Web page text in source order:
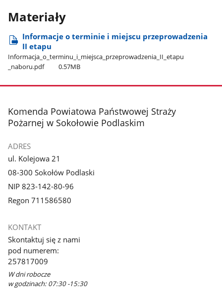
Materiały
Informacje o terminie i miejscu przeprowadzenia
II etapu
Informacja​_o​_terminu​_i​_miejsca​_przeprowadzenia​_II​_etapu​
_naboru.pdf
0.57MB
stopka
Komenda Powiatowa Państwowej Straży
Pożarnej w Sokołowie Podlaskim
ADRES
ul. Kolejowa 21
08-300 Sokołów Podlaski
NIP 823-142-80-96
Regon 711586580
KONTAKT
Skontaktuj się z nami
pod numerem:
257817009
W dni robocze
w godzinach: 07:30 -15:30